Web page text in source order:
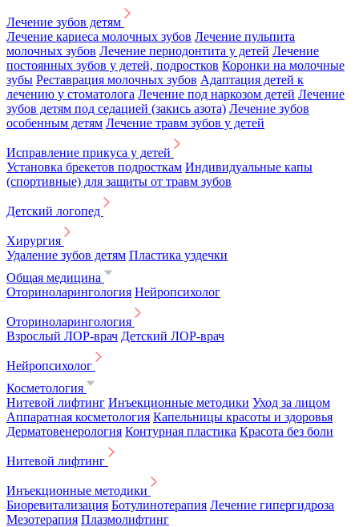
Лечение зубов детям
Лечение кариеса молочных зубов Лечение пульпита
молочных зубов Лечение периодонтита у детей Лечение
постоянных зубов у детей, подростков Коронки на молочные
зубы Реставрация молочных зубов Адаптация детей к
лечению у стоматолога Лечение под наркозом детей Лечение
зубов детям под седацией (закись азота) Лечение зубов
особенным детям Лечение травм зубов у детей
Исправление прикуса у детей
Установка брекетов подросткам Индивидуальные капы
(спортивные) для защиты от травм зубов
Детский логопед
Хирургия
Удаление зубов детям Пластика уздечки
Общая медицина
Оториноларингология Нейропсихолог
Оториноларингология
Взрослый ЛОР-врач Детский ЛОР-врач
Нейропсихолог
Косметология
Нитевой лифтинг Инъекционные методики Уход за лицом
Аппаратная косметология Капельницы красоты и здоровья
Дерматовенерология Контурная пластика Красота без боли
Нитевой лифтинг
Инъекционные методики
Биоревитализация Ботулинотерапия Лечение гипергидроза
Мезотерапия Плазмолифтинг